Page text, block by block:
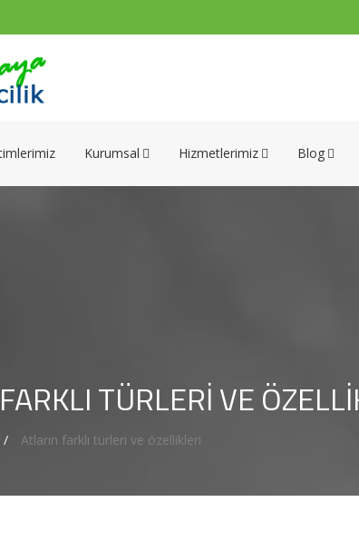
Kurumsal Hizmetlerimiz Blog
TÜRLERI VE
/ Atların farklı türleri ve özellikleri